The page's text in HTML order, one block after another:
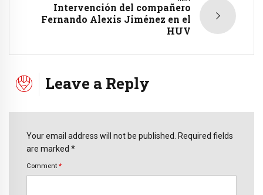
Intervención del compañero
Fernando Alexis Jiménez en el
HUV
Leave a Reply
Your email address will not be published. Required fields
are marked *
Comment *